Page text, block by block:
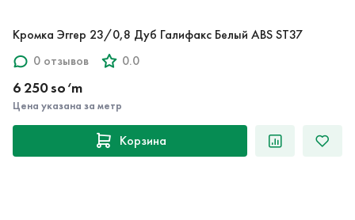
Кромка Эггер 23/0,8 Дуб Галифакс Белый ABS ST37
0 отзывов
0.0
6 250 so‘m
Цена указана за метр
Корзина